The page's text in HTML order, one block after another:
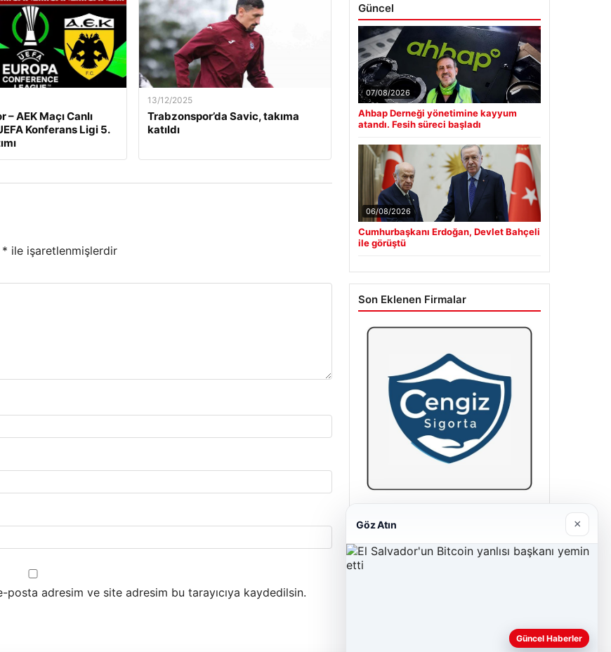
– AEK Maçı Canlı
Konferans Ligi 5.
13/12/2025
Trabzonspor’da Savic, takıma
katıldı
* ile işaretlenmişlerdir
posta adresim ve site adresim bu tarayıcıya kaydedilsin.
Güncel
07/08/2026
Ahbap Derneği yönetimine kayyum
atandı. Fesih süreci başladı
06/08/2026
Cumhurbaşkanı Erdoğan, Devlet Bahçeli
ile görüştü
Son Eklenen Firmalar
23/06/2026
Göz Atın ×
Güncel Haberler